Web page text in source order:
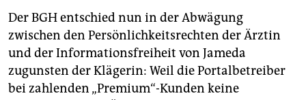
Der BGH entschied nun in der Abwägung
zwischen den Persönlichkeitsrechten der Ärztin
und der Informationsfreiheit von Jameda
zugunsten der Klägerin: Weil die Portalbetreiber
bei zahlenden „Premium“-Kunden keine